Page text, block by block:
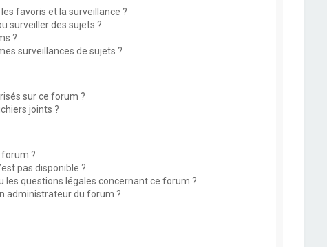
favoris et la surveillance ?
surveiller des sujets ?
?
surveillances de sujets ?
sur ce forum ?
joints ?
forum ?
pas disponible ?
les questions légales concernant ce forum ?
administrateur du forum ?